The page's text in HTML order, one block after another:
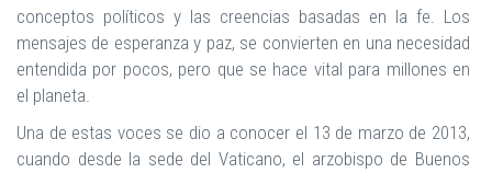
conceptos políticos y las creencias basadas en la fe. Los
mensajes de esperanza y paz, se convierten en una necesidad
entendida por pocos, pero que se hace vital para millones en
el planeta.
Una de estas voces se dio a conocer el 13 de marzo de 2013,
cuando desde la sede del Vaticano, el arzobispo de Buenos